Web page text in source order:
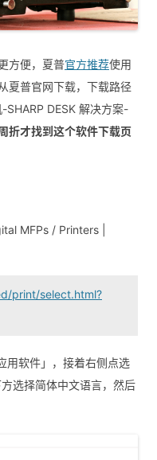
方便，夏普官方推荐使用
夏普官网下载，下载路径
DESK 解决方案-
折才找到这个软件下载页
MFPs / Printers |
print/select.html?
用软件」，接着右侧点选
选择简体中文语言，然后